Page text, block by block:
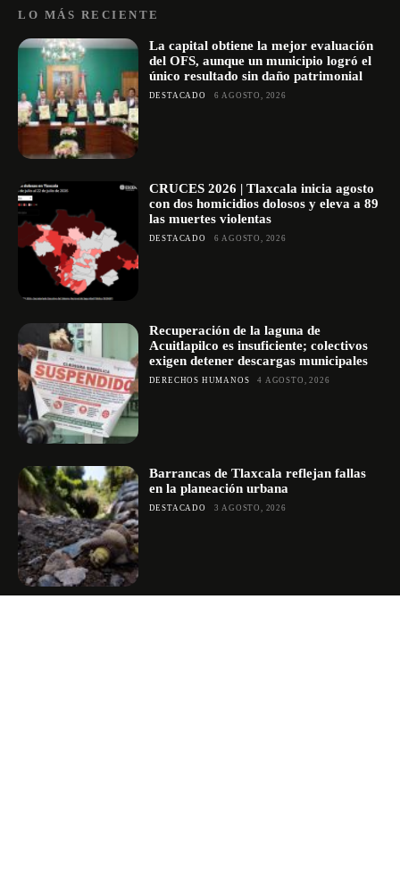
LO MÁS RECIENTE
La capital obtiene la mejor evaluación
del OFS, aunque un municipio logró el
único resultado sin daño patrimonial
DESTACADO 6 AGOSTO, 2026
CRUCES 2026 | Tlaxcala inicia agosto
con dos homicidios dolosos y eleva a 89
las muertes violentas
DESTACADO 6 AGOSTO, 2026
Recuperación de la laguna de
Acuitlapilco es insuficiente; colectivos
exigen detener descargas municipales
DERECHOS HUMANOS 4 AGOSTO, 2026
Barrancas de Tlaxcala reflejan fallas
en la planeación urbana
DESTACADO 3 AGOSTO, 2026